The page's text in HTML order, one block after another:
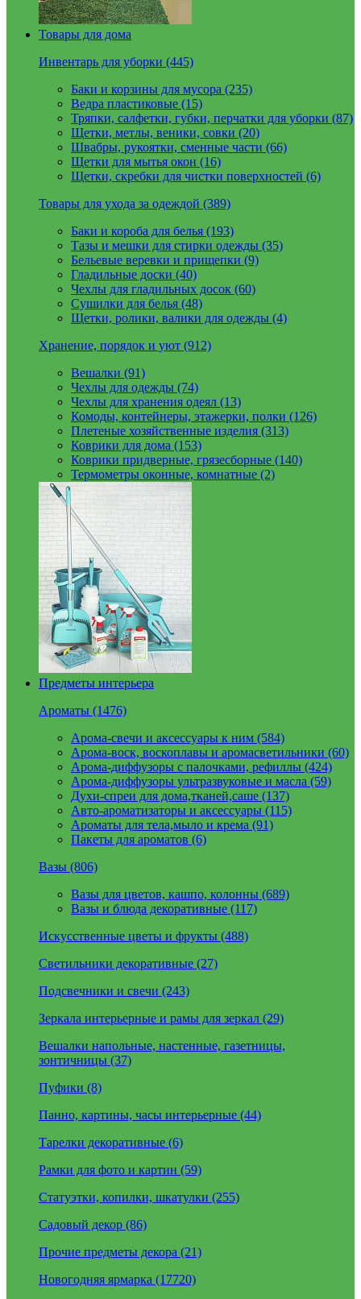
Товары для дома
Инвентарь для уборки (445)
Баки и корзины для мусора (235)
Ведра пластиковые (15)
Тряпки, салфетки, губки, перчатки для уборки (87)
Щетки, метлы, веники, совки (20)
Швабры, рукоятки, сменные части (66)
Щетки для мытья окон (16)
Щетки, скребки для чистки поверхностей (6)
Товары для ухода за одеждой (389)
Баки и короба для белья (193)
Тазы и мешки для стирки одежды (35)
Бельевые веревки и прищепки (9)
Гладильные доски (40)
Чехлы для гладильных досок (60)
Сушилки для белья (48)
Щетки, ролики, валики для одежды (4)
Хранение, порядок и уют (912)
Вешалки (91)
Чехлы для одежды (74)
Чехлы для хранения одеял (13)
Комоды, контейнеры, этажерки, полки (126)
Плетеные хозяйственные изделия (313)
Коврики для дома (153)
Коврики придверные, грязесборные (140)
Термометры оконные, комнатные (2)
Предметы интерьера
Ароматы (1476)
Арома-свечи и аксессуары к ним (584)
Арома-воск, воскоплавы и аромасветильники (60)
Арома-диффузоры с палочками, рефиллы (424)
Арома-диффузоры ультразвуковые и масла (59)
Духи-спреи для дома,тканей,саше (137)
Авто-ароматизаторы и аксессуары (115)
Ароматы для тела,мыло и крема (91)
Пакеты для ароматов (6)
Вазы (806)
Вазы для цветов, кашпо, колонны (689)
Вазы и блюда декоративные (117)
Искусственные цветы и фрукты (488)
Светильники декоративные (27)
Подсвечники и свечи (243)
Зеркала интерьерные и рамы для зеркал (29)
Вешалки напольные, настенные, газетницы,
зонтичницы (37)
Пуфики (8)
Панно, картины, часы интерьерные (44)
Тарелки декоративные (6)
Рамки для фото и картин (59)
Статуэтки, копилки, шкатулки (255)
Садовый декор (86)
Прочие предметы декора (21)
Новогодняя ярмарка (17720)